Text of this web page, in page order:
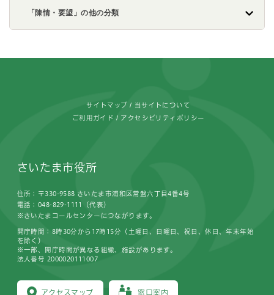
「陳情・要望」の他の分類
サイトマップ 当サイトについて
ご利用ガイド アクセシビリティポリシー
さいたま市役所
住所：〒330-9588 さいたま市浦和区常盤六丁目4番4号
電話：048-829-1111（代表）
※さいたまコールセンターにつながります。
アクセスマップ 窓口案内
開庁時間：8時30分から17時15分（土曜日、日曜日、祝日、休日、年末年始
を除く）
※一部、開庁時間が異なる組織、施設があります。
法人番号 2000020111007